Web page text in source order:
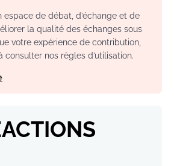
espace de débat, d’échange et de
la qualité des échanges sous
votre expérience de contribution,
consulter nos règles d’utilisation.